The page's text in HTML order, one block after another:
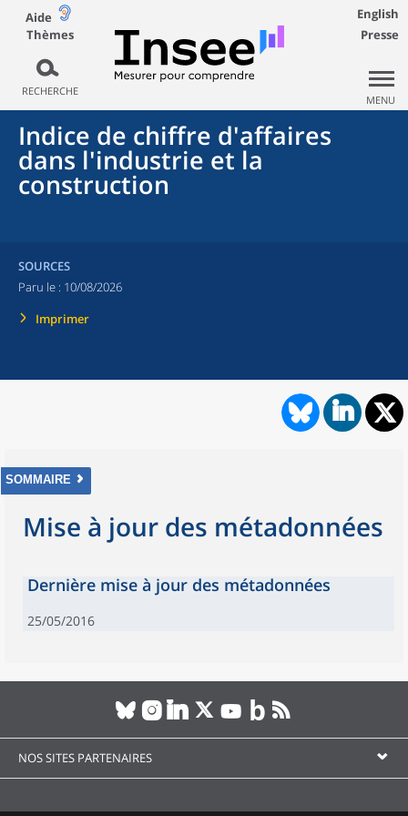
Aide
Thèmes
RECHERCHE
English
Presse
MENU
Indice de chiffre d'affaires
dans l'industrie et la
construction
SOURCES
Paru le : 10/08/2026
Imprimer
SOMMAIRE
Mise à jour des métadonnées
Dernière mise à jour des métadonnées
25/05/2016
NOS SITES PARTENAIRES